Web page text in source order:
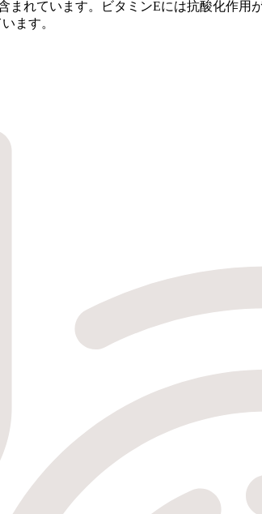
まれています。ビタミンEには抗酸化作
ます。